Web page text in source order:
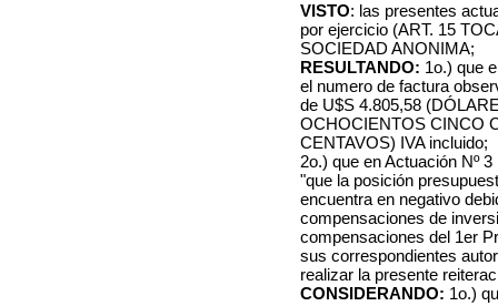
VISTO: las presentes
por ejercicio (ART. 15
SOCIEDAD ANONIMA;
RESULTANDO: 1o.) que
el numero de factura
de U$S 4.805,58
OCHOCIENTOS CINCO
CENTAVOS) IVA incluido;
2o.) que en Actuación Nº
"que la posición
encuentra en negativo
compensaciones de
compensaciones del 1er
sus correspondientes
realizar la presente
CONSIDERANDO: 1o.)